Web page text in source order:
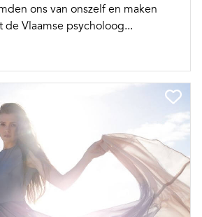
ons van onszelf en maken
de Vlaamse psycholoog...